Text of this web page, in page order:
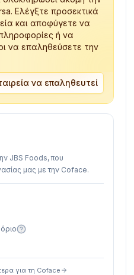
Ελέγξτε προσεκτικά
και αποφύγετε να
ή να
να επαληθεύσετε την
να επαληθευτεί
JBS Foods, που
μας με την Coface.
για τη Coface